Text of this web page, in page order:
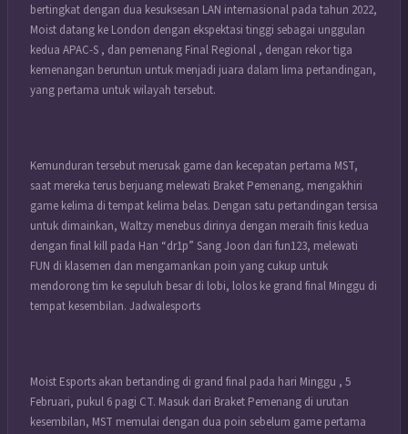
bertingkat dengan dua kesuksesan LAN internasional pada tahun 2022,
Moist datang ke London dengan ekspektasi tinggi sebagai unggulan
kedua APAC-S , dan pemenang Final Regional , dengan rekor tiga
kemenangan beruntun untuk menjadi juara dalam lima pertandingan,
yang pertama untuk wilayah tersebut.
Kemunduran tersebut merusak game dan kecepatan pertama MST,
saat mereka terus berjuang melewati Braket Pemenang, mengakhiri
game kelima di tempat kelima belas. Dengan satu pertandingan tersisa
untuk dimainkan, Waltzy menebus dirinya dengan meraih finis kedua
dengan final kill pada Han “dr1p” Sang Joon dari fun123, melewati
FUN di klasemen dan mengamankan poin yang cukup untuk
mendorong tim ke sepuluh besar di lobi, lolos ke grand final Minggu di
tempat kesembilan. Jadwalesports
Moist Esports akan bertanding di grand final pada hari Minggu , 5
Februari, pukul 6 pagi CT. Masuk dari Braket Pemenang di urutan
kesembilan, MST memulai dengan dua poin sebelum game pertama